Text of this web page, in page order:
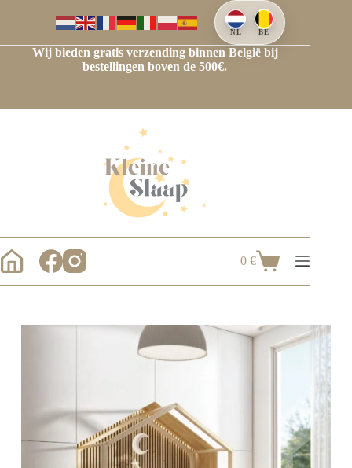
inhoud
NL BE
Wij bieden gratis verzending binnen België bij
bestellingen boven de 500€.
Winkelwagen
0€